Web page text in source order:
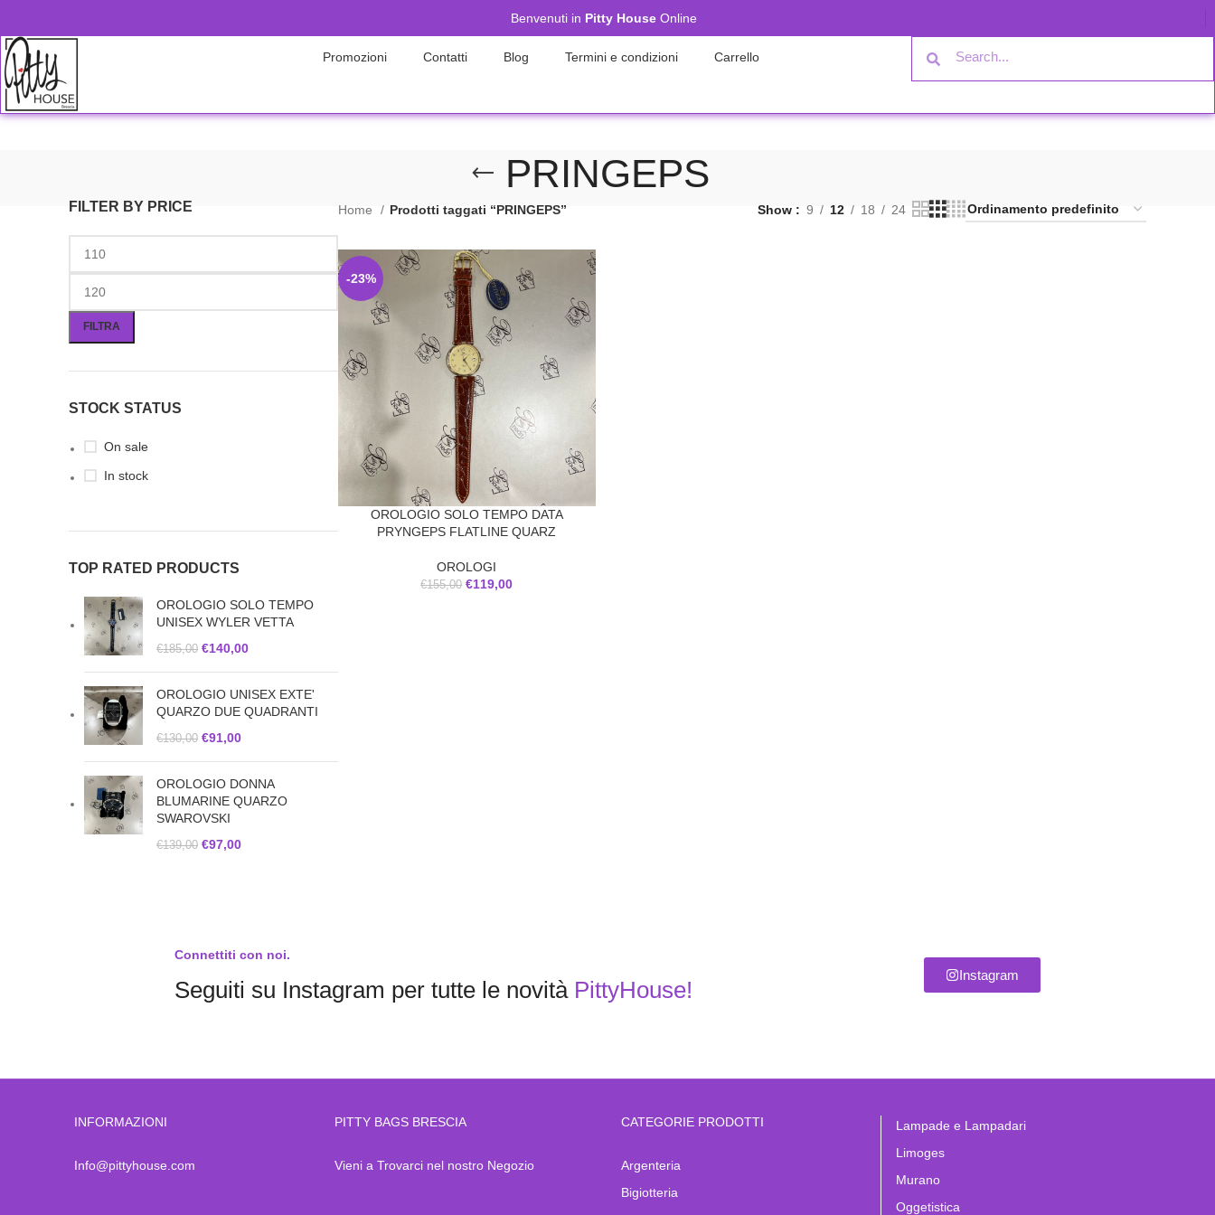
Benvenuti in Pitty House Online
Promozioni Contatti Blog Termini e condizioni Carrello
PRINGEPS
FILTER BY PRICE
FILTRA
STOCK STATUS
On sale
In stock
TOP RATED PRODUCTS
OROLOGIO SOLO TEMPO
UNISEX WYLER VETTA
€185,00 €140,00
OROLOGIO UNISEX EXTE'
QUARZO DUE QUADRANTI
€130,00 €91,00
OROLOGIO DONNA
BLUMARINE QUARZO
SWAROVSKI
€139,00 €97,00
Home Prodotti taggati “PRINGEPS” Show 9 12 18 24
-23%
OROLOGIO SOLO TEMPO DATA
PRYNGEPS FLATLINE QUARZ
OROLOGI
€155,00 €119,00
Connettiti con noi.
Seguiti su Instagram per tutte le novità PittyHouse!
Instagram
INFORMAZIONI
Info@pittyhouse.com
PITTY BAGS BRESCIA
Vieni a Trovarci nel nostro Negozio
CATEGORIE PRODOTTI
Argenteria
Bigiotteria
Lampade e Lampadari
Limoges
Murano
Oggetistica